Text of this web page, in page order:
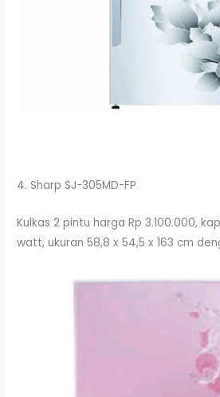
4. Sharp SJ-305MD-FP
Kulkas 2 pintu harga Rp 3.100.000,
watt, ukuran 58,8 x 54,5 x 163 cm